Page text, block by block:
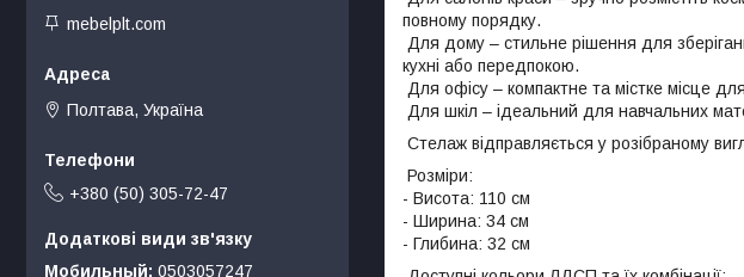
повному порядку.
Для дому – стильне рішення для
кухні або передпокою.
Для офісу – компактне та містке місце
Для шкіл – ідеальний для навчальних
Стелаж відправляється у розібраному
Розміри:
- Висота: 110 см
- Ширина: 34 см
- Глибина: 32 см
mebelplt.com
Полтава, Україна
+380 (50) 305-72-47
Мобильный 0503057247